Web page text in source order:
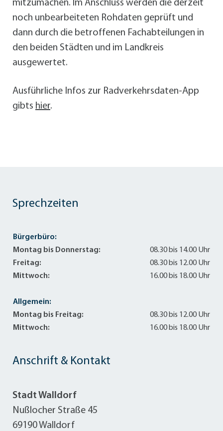
mitzumachen. Im Anschluss werden die derzeit
noch unbearbeiteten Rohdaten geprüft und
dann durch die betroffenen Fachabteilungen in
den beiden Städten und im Landkreis
ausgewertet.
Ausführliche Infos zur Radverkehrsdaten-App
gibts hier.
Anschrift & Kontakt
Stadt Walldorf
Nußlocher Straße 45
69190 Walldorf
Sprechzeiten
Bürgerbüro:
Montag bis Donnerstag:
08.30 bis 14.00 Uhr
Freitag:
08.30 bis 12.00 Uhr
Mittwoch:
16.00 bis 18.00 Uhr
Allgemein:
Montag bis Freitag:
08.30 bis 12.00 Uhr
Mittwoch:
16.00 bis 18.00 Uhr